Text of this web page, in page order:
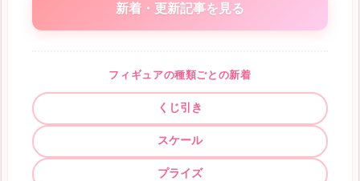
新着・更新記事を見る
フィギュアの種類ごとの新着
くじ引き
スケール
プライズ